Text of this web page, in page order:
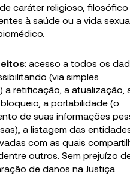
caráter religioso, filosófico
à saúde ou a vida
: acesso a todos os
(via simples
a retificação, a atualização,
a portabilidade (o
de suas informações
a listagem das
com as quais
outros. Sem prejuízo
de danos na Justiça.